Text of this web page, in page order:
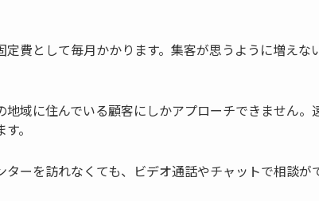
費として毎月かかります。集客が思うように増えな
域に住んでいる顧客にしかアプローチできません。
。
ーを訪れなくても、ビデオ通話やチャットで相談が